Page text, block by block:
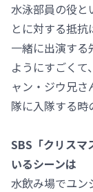
水泳部員の役と
とに対する抵抗
一緒に出演す
ようにすごく
ャン・ジウ兄
隊に入隊する時
SBS「クリスマ
いるシーンは
水飲み場でユン